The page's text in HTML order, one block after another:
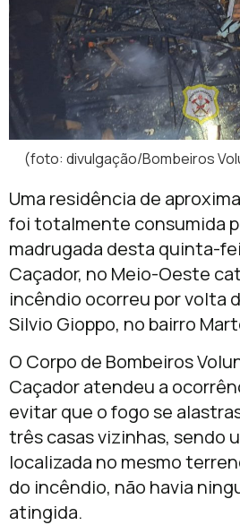
(foto: divulgação/Bombeiros
Uma residência de
foi totalmente consumida
madrugada desta quinta-
Caçador, no Meio-Oeste
incêndio ocorreu por volta
Silvio Gioppo, no bairro
O Corpo de Bombeiros
Caçador atendeu a
evitar que o fogo se
três casas vizinhas, sendo
localizada no mesmo
do incêndio, não havia
atingida.